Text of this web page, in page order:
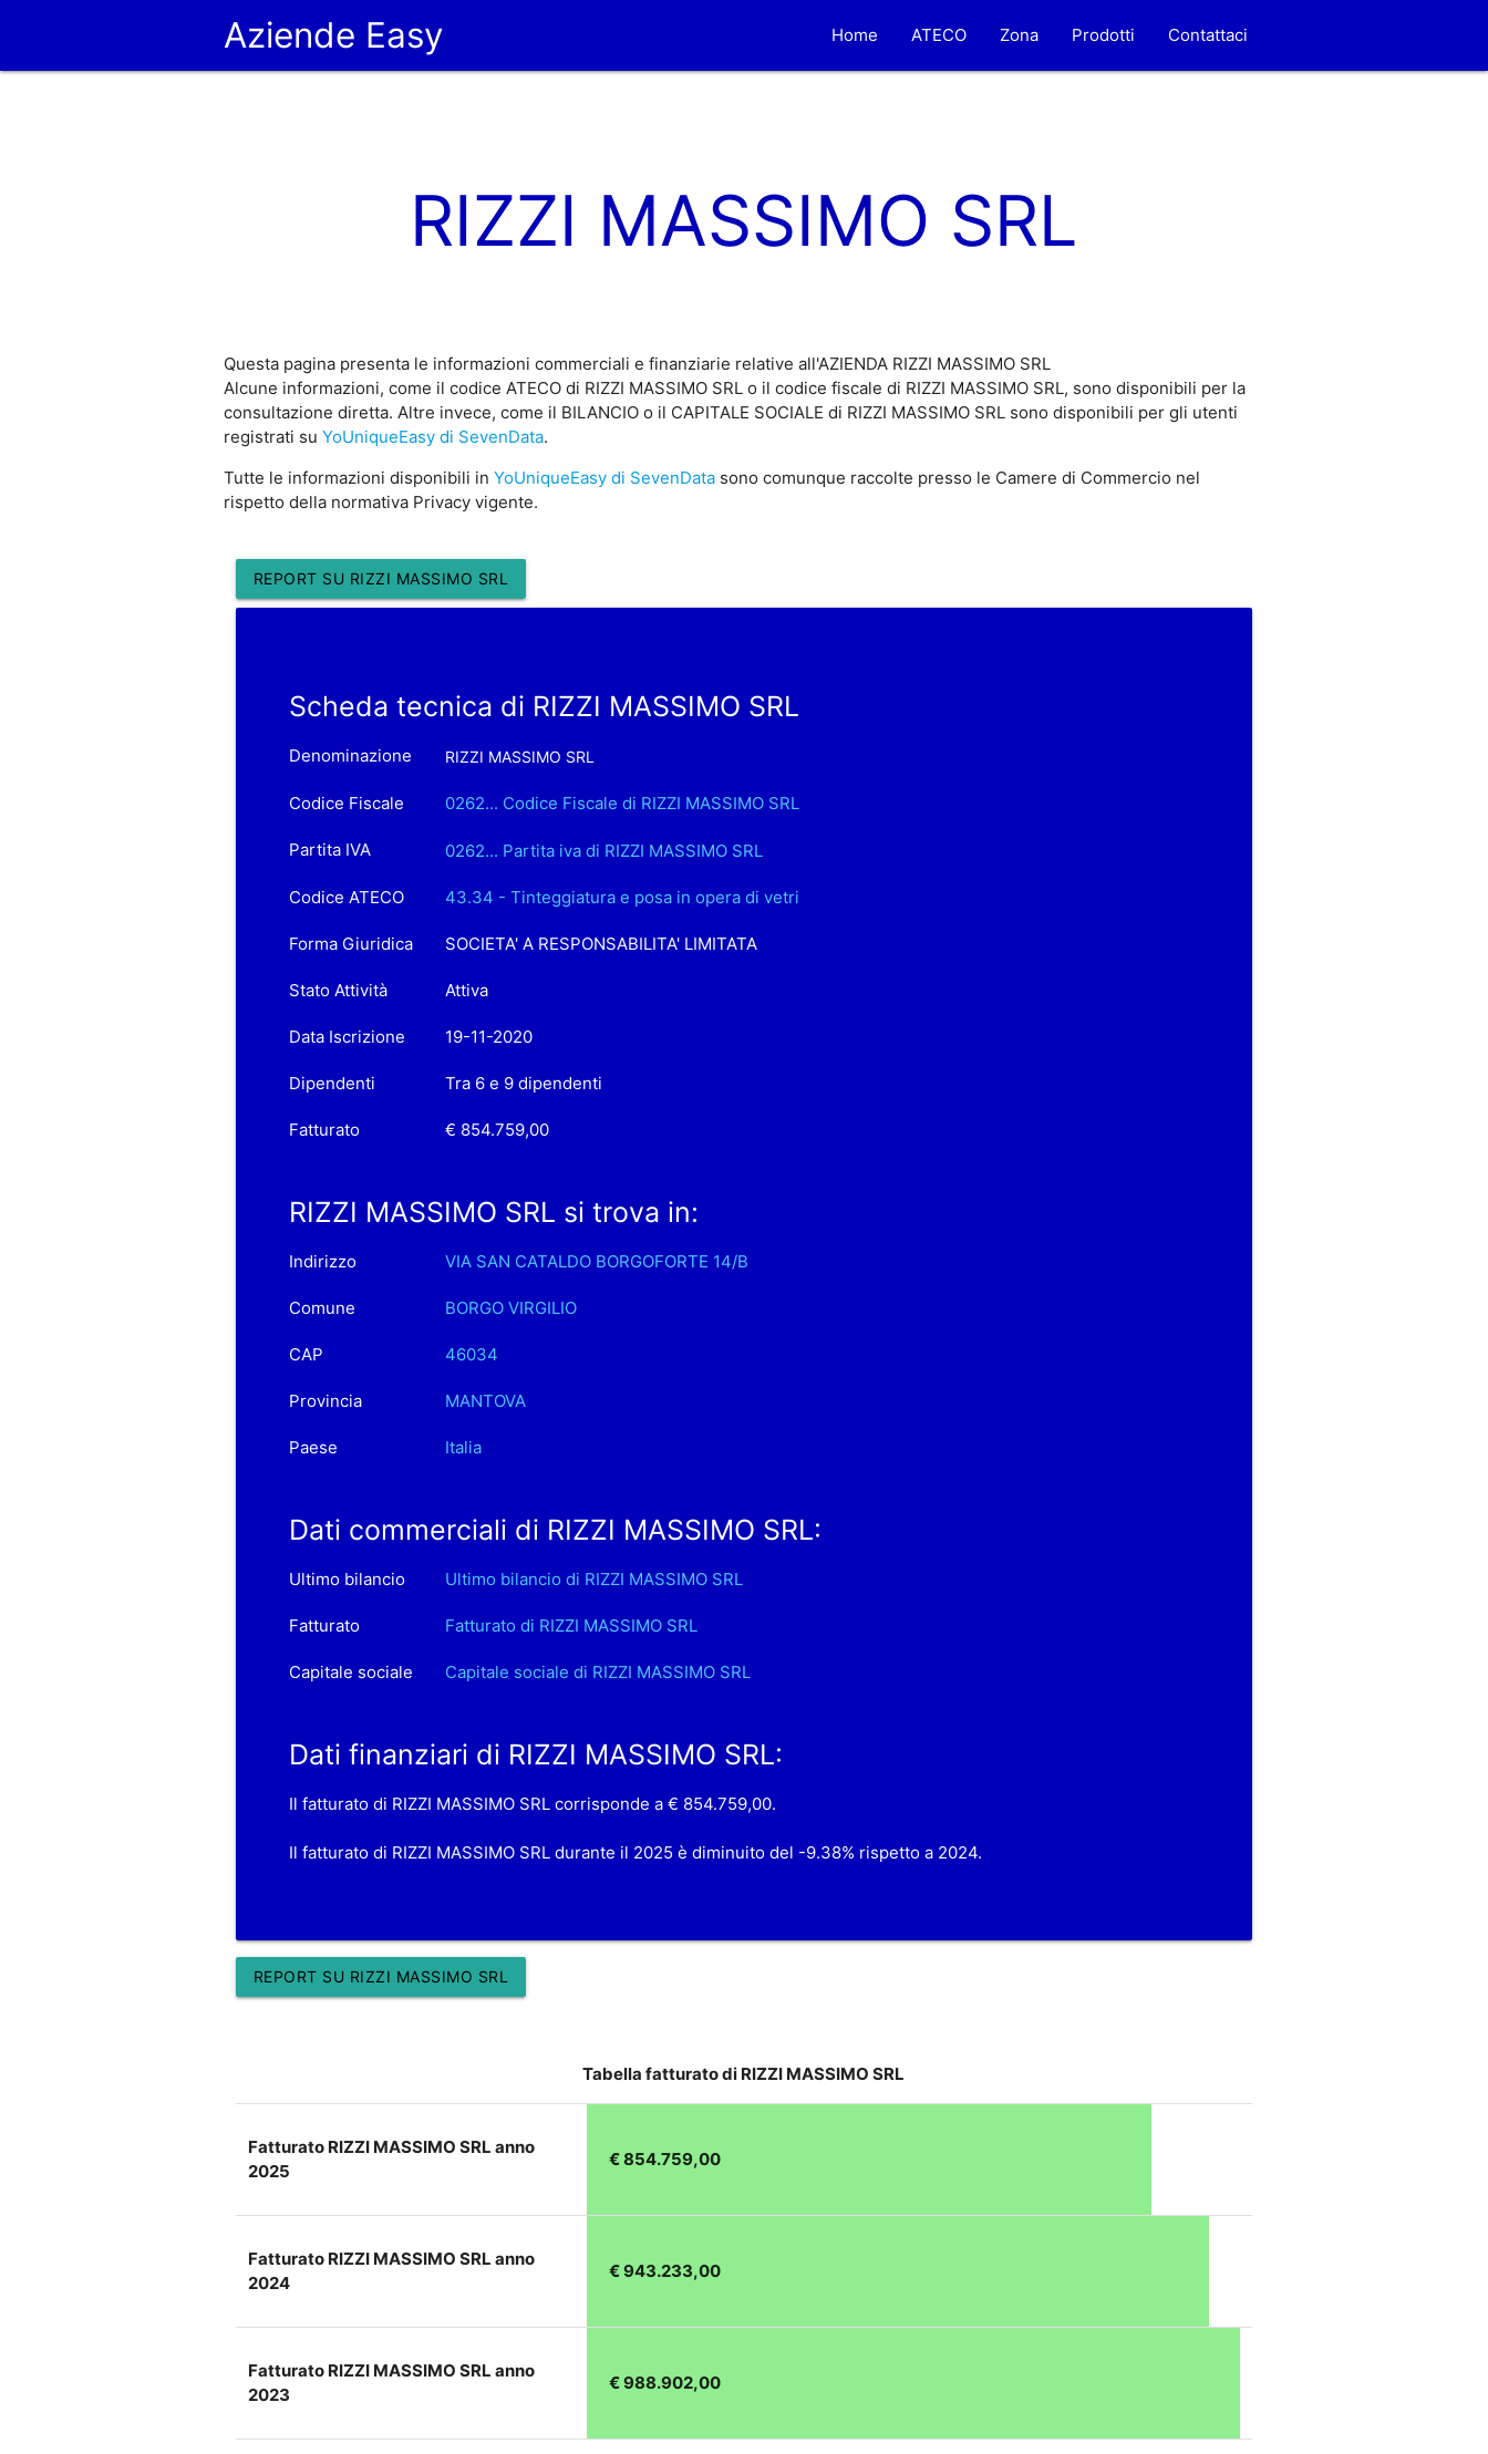
Aziende Easy Home ATECO Zona Prodotti Contattaci
RIZZI MASSIMO SRL
Questa pagina presenta le informazioni commerciali e finanziarie relative all'AZIENDA RIZZI MASSIMO SRL
Alcune informazioni, come il codice ATECO di RIZZI MASSIMO SRL o il codice fiscale di RIZZI MASSIMO SRL, sono disponibili per la
consultazione diretta. Altre invece, come il BILANCIO o il CAPITALE SOCIALE di RIZZI MASSIMO SRL sono disponibili per gli utenti
registrati su YoUniqueEasy di SevenData.
Tutte le informazioni disponibili in YoUniqueEasy di SevenDatasono comunque raccolte presso le Camere di Commercio nel
rispetto della normativa Privacy vigente.
REPORT SU RIZZI MASSIMO SRL
Scheda tecnica di RIZZI MASSIMO SRL
Denominazione RIZZI MASSIMO SRL
Codice Fiscale 0262... Codice Fiscale di RIZZI MASSIMO SRL
Partita IVA 0262... Partita iva di RIZZI MASSIMO SRL
Codice ATECO 43.34 - Tinteggiatura e posa in opera di vetri
Forma Giuridica SOCIETA' A RESPONSABILITA' LIMITATA
Stato Attività Attiva
Data Iscrizione 19-11-2020
Dipendenti Tra 6 e 9 dipendenti
Fatturato € 854.759,00
RIZZI MASSIMO SRL si trova in:
Indirizzo VIA SAN CATALDO BORGOFORTE 14/B
Comune BORGO VIRGILIO
CAP 46034
Provincia MANTOVA
Paese Italia
Dati commerciali di RIZZI MASSIMO SRL:
Ultimo bilancio Ultimo bilancio di RIZZI MASSIMO SRL
Fatturato Fatturato di RIZZI MASSIMO SRL
Capitale sociale Capitale sociale di RIZZI MASSIMO SRL
Dati finanziari di RIZZI MASSIMO SRL:
Il fatturato di RIZZI MASSIMO SRL corrisponde a € 854.759,00.
Il fatturato di RIZZI MASSIMO SRL durante il 2025 è diminuito del -9.38% rispetto a 2024.
REPORT SU RIZZI MASSIMO SRL
Tabella fatturato di RIZZI MASSIMO SRL
Fatturato RIZZI MASSIMO SRL anno
2025
€ 854.759,00
Fatturato RIZZI MASSIMO SRL anno
2024
€ 943.233,00
Fatturato RIZZI MASSIMO SRL anno
2023
€ 988.902,00